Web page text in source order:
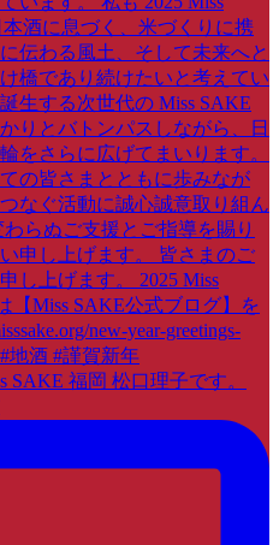
SAKE 福岡 松口理子です。